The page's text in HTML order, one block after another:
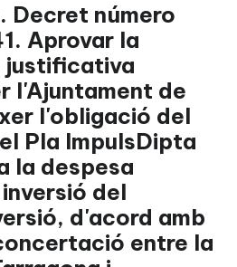
Decret número
Aprovar la
justificativa
l'Ajuntament de
l'obligació del
Pla ImpulsDipta
la despesa
del
d'acord amb
entre la